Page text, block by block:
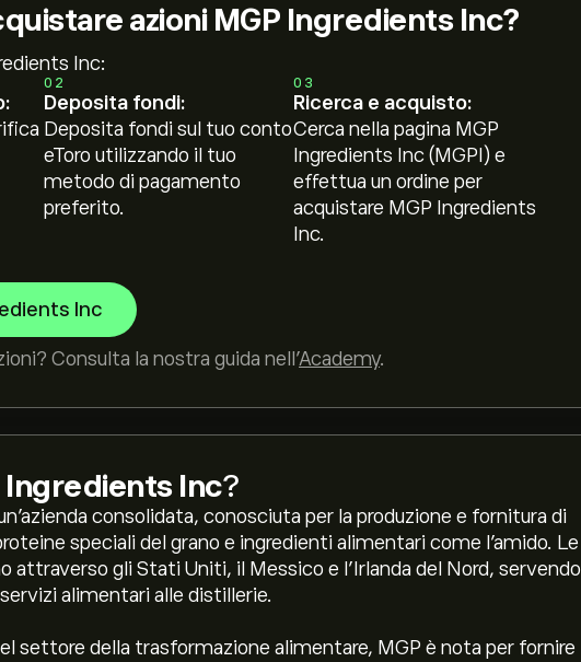
azioni MGP Ingredients Inc?
Inc:
02
Deposita fondi:
Deposita fondi sul tuo conto
eToro utilizzando il tuo
metodo di pagamento
preferito.
03
Ricerca e acquisto:
Cerca nella pagina MGP
Ingredients Inc (MGPI) e
effettua un ordine per
acquistare MGP Ingredients
Inc.
Inc
Consulta la nostra guida nell’Academy.
Ingredients Inc?
consolidata, conosciuta per la produzione e fornitura di
speciali del grano e ingredienti alimentari come l’amido. Le
attraverso gli Stati Uniti, il Messico e l'Irlanda del Nord, servendo
alimentari alle distillerie.
settore della trasformazione alimentare, MGP è nota per fornire